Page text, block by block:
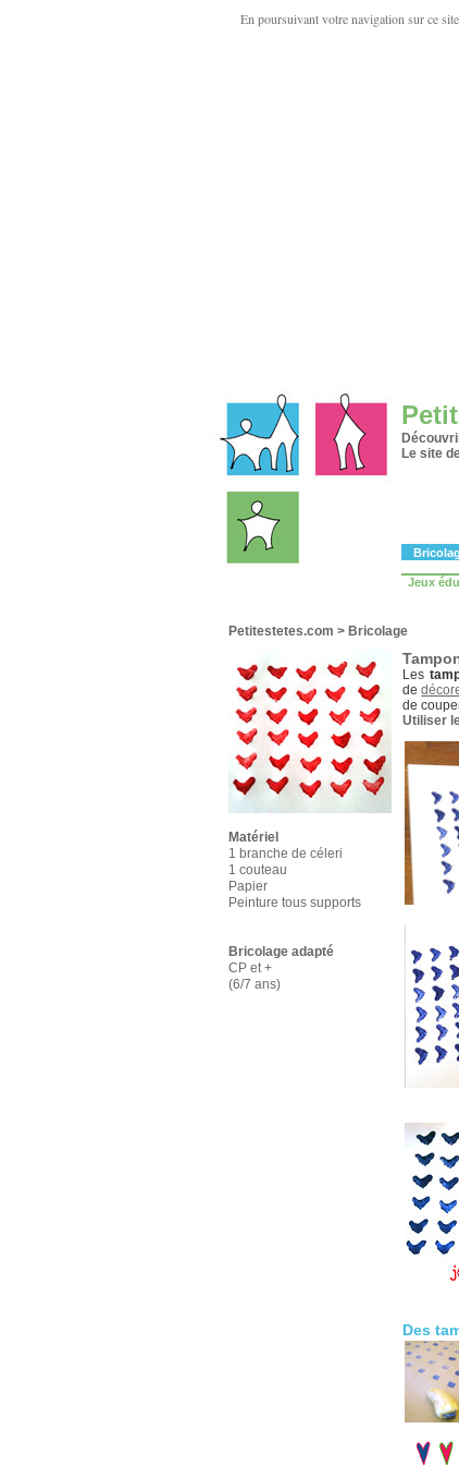
En poursuivant votre navigation sur ce
Le site
Jeux
Petitestetes.com > Bricolage
Matériel
1 branche de céleri
1 couteau
Papier
Peinture tous supports
Bricolage adapté
CP et +
(6/7 ans)
Les
de
de
Utiliser
Des